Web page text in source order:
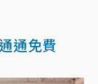
通免費